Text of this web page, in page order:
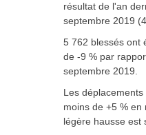
résultat de l'an
septembre 2019
5 762 blessés ont
de -9 % par
septembre 2019.
Les
moins de +5 %
légère hausse est